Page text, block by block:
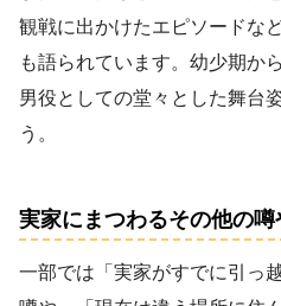
観戦に出かけたエピソードな
も語られています。幼少期か
男役としての堂々とした舞台
う。
実家にまつわるその他の
一部では「実家がすでに引っ